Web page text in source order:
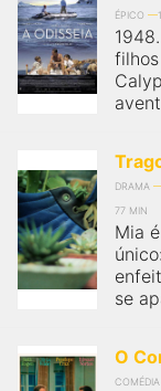
ÉPICO
DRAMA
77 MIN
Mia
se
O
COMÉDIA